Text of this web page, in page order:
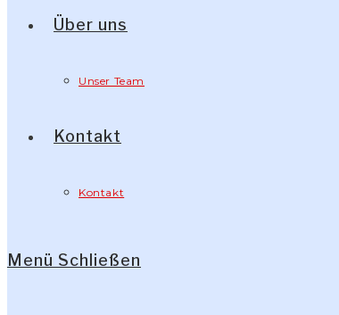
Über uns
Unser Team
Kontakt
Kontakt
Menü Schließen